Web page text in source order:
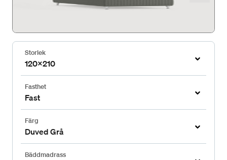
Storlek
120x210
Fasthet
Fast
Färg
Duved Grå
Bäddmadrass